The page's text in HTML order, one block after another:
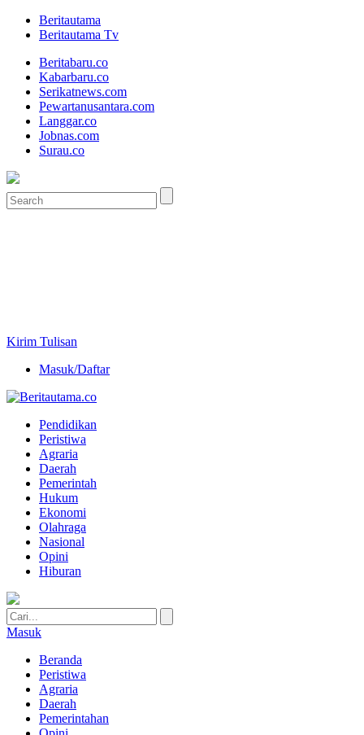
Beritautama
Beritautama Tv
Beritabaru.co
Kabarbaru.co
Serikatnews.com
Pewartanusantara.com
Langgar.co
Jobnas.com
Surau.co
Kirim Tulisan
Masuk/Daftar
Pendidikan
Peristiwa
Agraria
Daerah
Pemerintah
Hukum
Ekonomi
Olahraga
Nasional
Opini
Hiburan
Masuk
Beranda
Peristiwa
Agraria
Daerah
Pemerintahan